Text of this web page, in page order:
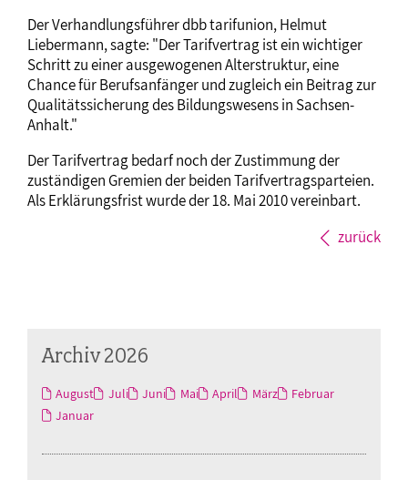
Der Verhandlungsführer dbb tarifunion, Helmut
Liebermann, sagte: "Der Tarifvertrag ist ein wichtiger
Schritt zu einer ausgewogenen Alterstruktur, eine
Chance für Berufsanfänger und zugleich ein Beitrag zur
Qualitätssicherung des Bildungswesens in Sachsen-
Anhalt."
Der Tarifvertrag bedarf noch der Zustimmung der
zuständigen Gremien der beiden Tarifvertragsparteien.
Als Erklärungsfrist wurde der 18. Mai 2010 vereinbart.
zurück
Archiv 2026
August Juli Juni Mai April März
Februar
Januar